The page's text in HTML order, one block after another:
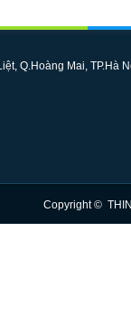
Q.Hoàng Mai, TP.Hà
Copyright ©